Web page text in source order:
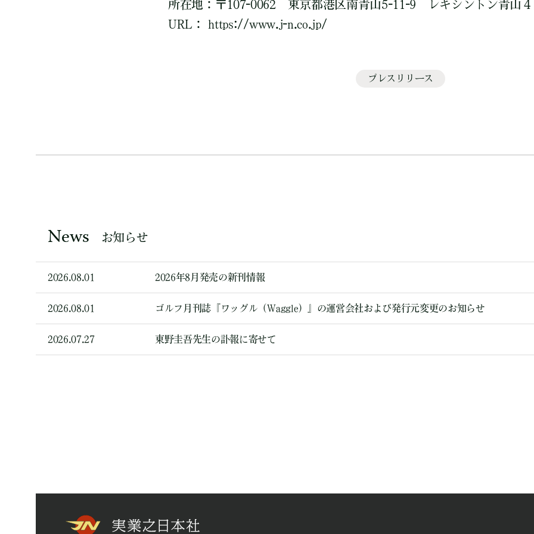
所在地：〒107-0062 東京都港区南青山5-11-9 レキシントン青山
URL： https://www.j-n.co.jp/
プレスリリース
News お知らせ
2026.08.01 2026年8月発売の新刊情報
2026.08.01 ゴルフ月刊誌『ワッグル（Waggle）』の運営会社および発行元変更のお知らせ
2026.07.27 東野圭吾先生の訃報に寄せて